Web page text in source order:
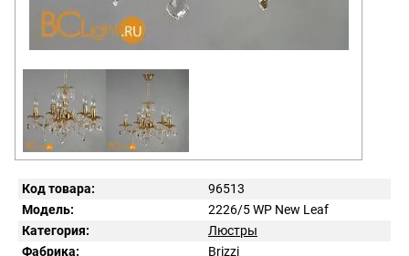
Код товара:
96513
Модель:
2226/5 WP New Leaf
Категория:
Люстры
Фабрика:
Brizzi